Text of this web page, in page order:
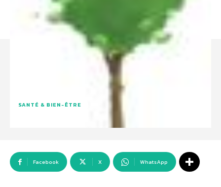
SANTÉ & BIEN-ÊTRE
Facebook X WhatsApp